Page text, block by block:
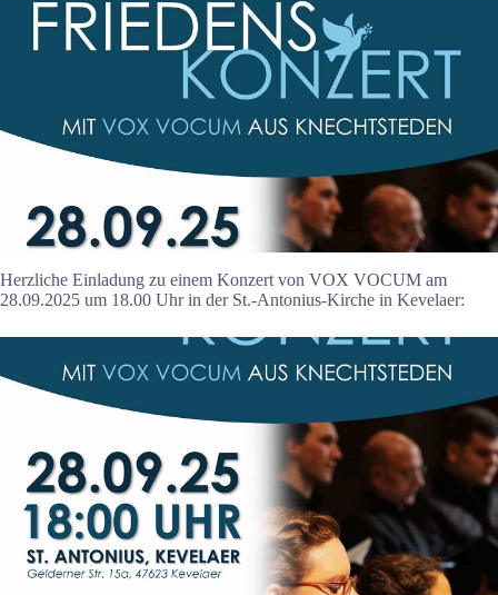
Herzliche Einladung zu einem Konzert von VOX VOCUM am
28.09.2025 um 18.00 Uhr in der St.-Antonius-Kirche in Kevelaer: